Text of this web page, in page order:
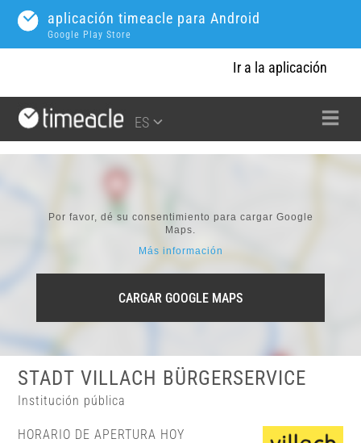
aplicación timeacle para Android
Google Play Store
Ir a la aplicación
ES
Por favor, dé su consentimiento para cargar Google
Maps.
Más información
CARGAR GOOGLE MAPS
STADT VILLACH BÜRGERSERVICE
Institución pública
HORARIO DE APERTURA HOY